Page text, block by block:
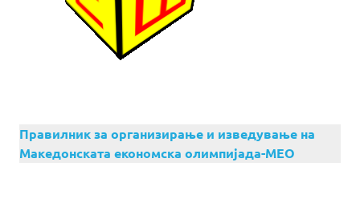
Правилник за организирање и изведување на
Македонската економска олимпијада-МЕО